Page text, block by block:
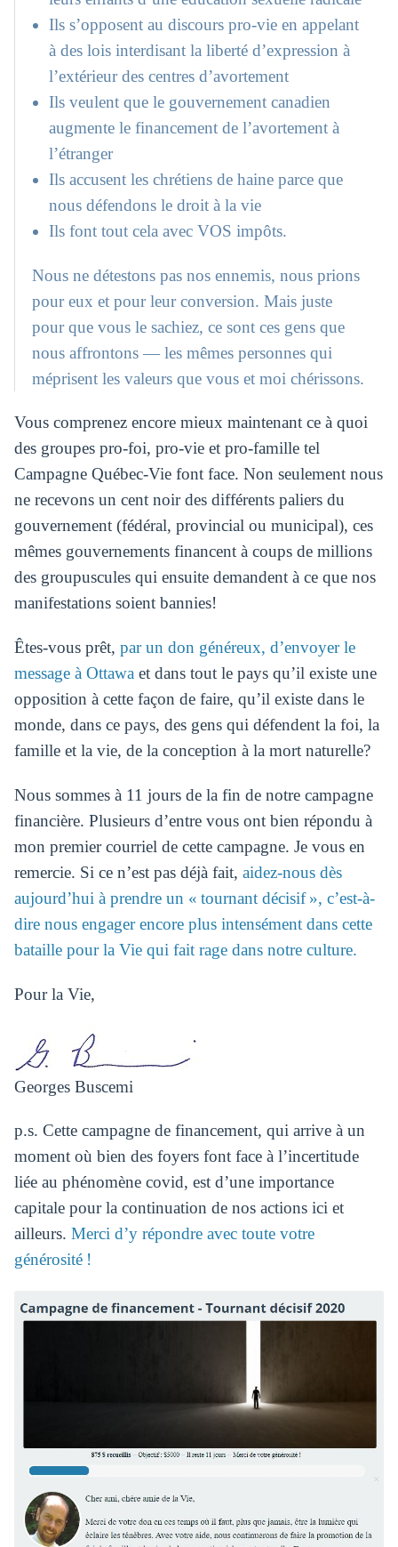
Ils s’opposent au discours pro-vie en appelant
à des lois interdisant la liberté d’expression à
l’extérieur des centres d’avortement
Ils veulent que le gouvernement canadien
augmente le financement de l’avortement à
l’étranger
Ils accusent les chrétiens de haine parce que
nous défendons le droit à la vie
Ils font tout cela avec VOS impôts.
Nous ne détestons pas nos ennemis, nous prions
pour eux et pour leur conversion. Mais juste
pour que vous le sachiez, ce sont ces gens que
nous affrontons — les mêmes personnes qui
méprisent les valeurs que vous et moi chérissons.
Vous comprenez encore mieux maintenant ce à quoi
des groupes pro-foi, pro-vie et pro-famille tel
Campagne Québec-Vie font face. Non seulement nous
ne recevons un cent noir des différents paliers du
gouvernement (fédéral, provincial ou municipal), ces
mêmes gouvernements financent à coups de millions
des groupuscules qui ensuite demandent à ce que nos
manifestations soient bannies!
Êtes-vous prêt, par un don généreux, d’envoyer le
message à Ottawa et dans tout le pays qu’il existe une
opposition à cette façon de faire, qu’il existe dans le
monde, dans ce pays, des gens qui défendent la foi, la
famille et la vie, de la conception à la mort naturelle?
Nous sommes à 11 jours de la fin de notre campagne
financière. Plusieurs d’entre vous ont bien répondu à
mon premier courriel de cette campagne. Je vous en
remercie. Si ce n’est pas déjà fait, aidez-nous dès
aujourd’hui à prendre un « tournant décisif », c’est-à-
dire nous engager encore plus intensément dans cette
bataille pour la Vie qui fait rage dans notre culture.
Pour la Vie,
Georges Buscemi
p.s. Cette campagne de financement, qui arrive à un
moment où bien des foyers font face à l’incertitude
liée au phénomène covid, est d’une importance
capitale pour la continuation de nos actions ici et
ailleurs. Merci d’y répondre avec toute votre
générosité !